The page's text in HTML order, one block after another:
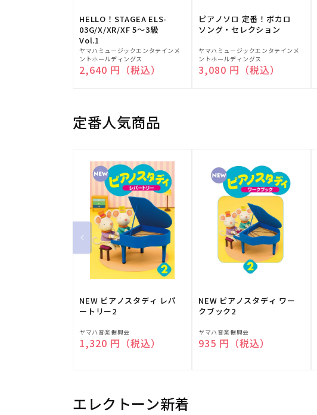
HELLO！STAGEA ELS-
03G/X/XR/XF 5～3級
Vol.1
販
売
元:
ヤマハミュージックエンタテインメ
ントホールディングス
通常価格
2,640 円（税込）
ピアノソロ 定番！ボカロ
ソング・セレクション
販
売
元:
ヤマハミュージックエンタテインメ
ントホールディングス
通常価格
3,080 円（税込）
定番人気商品
NEW ピアノスタディ レパ
ートリー2
販
売
ヤマハ音楽振興会
通常価格
1,320 円（税込）
NEW ピアノスタディ ワー
クブック2
販
売
ヤマハ音楽振興会
通常価格
935 円（税込）
エレクトーン新着